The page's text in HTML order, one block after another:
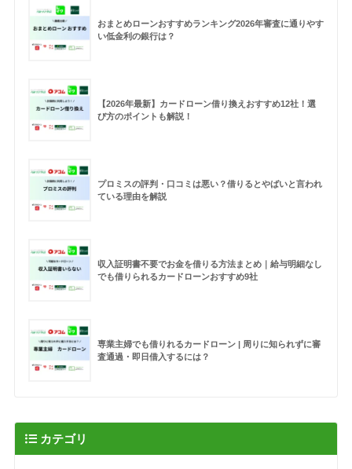
おまとめローンおすすめランキング2026年審査に通りやす
い低金利の銀行は？
【2026年最新】カードローン借り換えおすすめ12社！選
び方のポイントも解説！
プロミスの評判・口コミは悪い？借りるとやばいと言われ
ている理由を解説
収入証明書不要でお金を借りる方法まとめ｜給与明細なし
でも借りられるカードローンおすすめ9社
専業主婦でも借りれるカードローン | 周りに知られずに審
査通過・即日借入するには？
カテゴリ